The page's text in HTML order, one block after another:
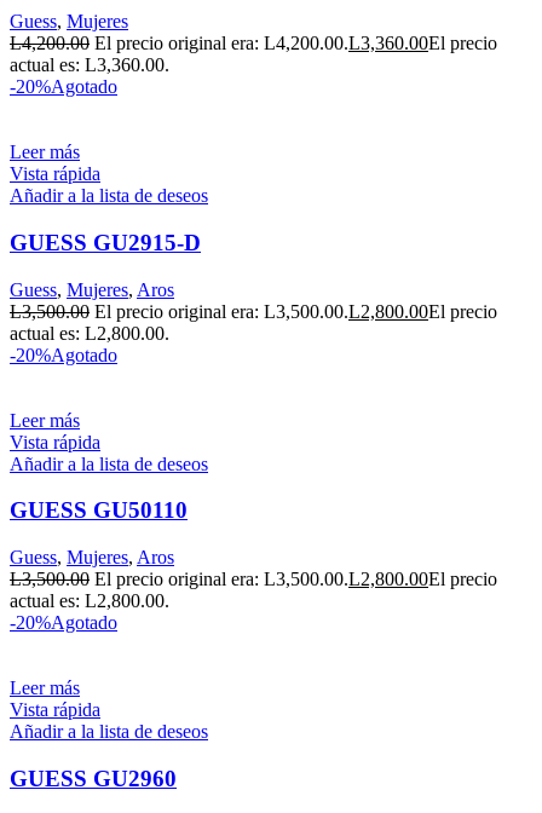
Guess, Mujeres
L4,200.00 El precio original era: L4,200.00.L3,360.00El precio
actual es: L3,360.00.
-20%Agotado
Leer más
Vista rápida
Añadir a la lista de deseos
GUESS GU2915-D
Guess, Mujeres, Aros
L3,500.00 El precio original era: L3,500.00.L2,800.00El precio
actual es: L2,800.00.
-20%Agotado
Leer más
Vista rápida
Añadir a la lista de deseos
GUESS GU50110
Guess, Mujeres, Aros
L3,500.00 El precio original era: L3,500.00.L2,800.00El precio
actual es: L2,800.00.
-20%Agotado
Leer más
Vista rápida
Añadir a la lista de deseos
GUESS GU2960